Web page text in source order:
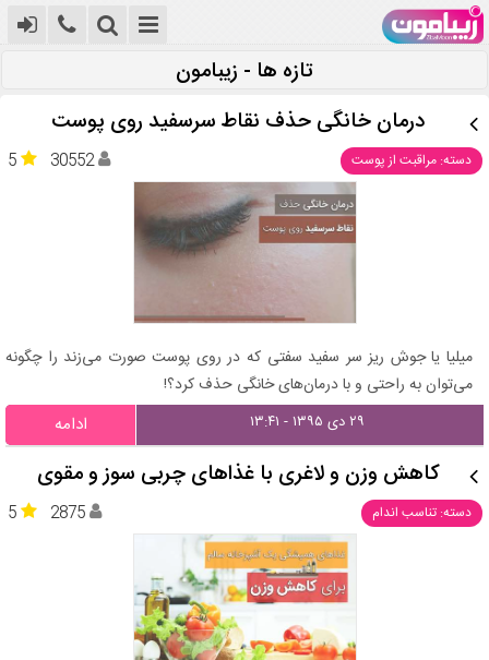
تازه ها - زیبامون
درمان خانگی حذف نقاط سرسفید روی پوست
دسته: مراقبت از پوست 5 30552
میلیا یا جوش ریز سر سفید سفتی که در روی پوست صورت می‌زند را چگونه
می‌توان به راحتی و با درمان‌های خانگی حذف کرد؟!
۲۹ دی ۱۳۹۵ - ۱۳:۴۱ ادامه
کاهش وزن و لاغری با غذاهای چربی سوز و مقوی
دسته: تناسب اندام 5 2875